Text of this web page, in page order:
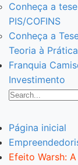
Conheça a
PIS/COFINS
Conheça a
Teoria à Prática
Franquia
Investimento
Página inicial
Efeito Warsh: